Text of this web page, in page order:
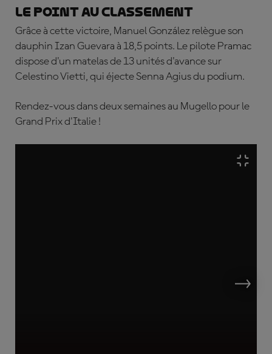
Le point au classement
Grâce à cette victoire, Manuel González relègue son
dauphin Izan Guevara à 18,5 points. Le pilote Pramac
dispose d'un matelas de 13 unités d'avance sur
Celestino Vietti, qui éjecte Senna Agius du podium.
Rendez-vous dans deux semaines au Mugello pour le
Grand Prix d'Italie !